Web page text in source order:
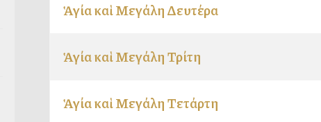
Ἁγία καὶ Μεγάλη Δευτέρα
Ἁγία καὶ Μεγάλη Τρίτη
Ἁγία καὶ Μεγάλη Τετάρτη